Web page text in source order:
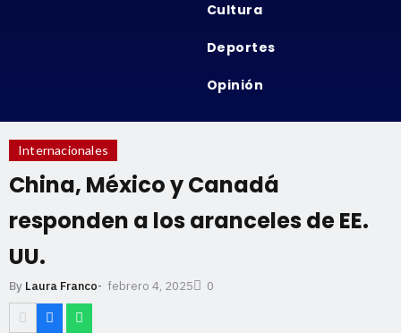
Cultura
Deportes
Opinión
Internacionales
China, México y Canadá
responden a los aranceles de EE.
UU.
By Laura Franco- febrero 4, 2025 0